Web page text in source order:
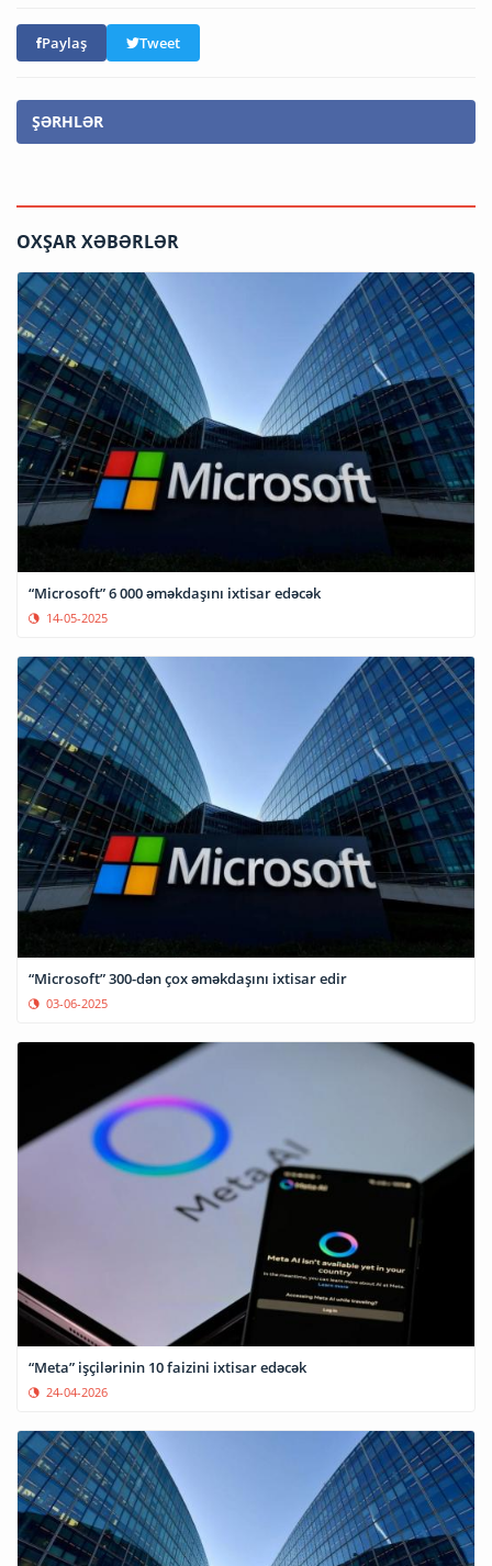
Paylaş Tweet
ŞƏRHLƏR
OXŞAR XƏBƏRLƏR
“Microsoft” 6 000 əməkdaşını ixtisar edəcək
14-05-2025
“Microsoft” 300-dən çox əməkdaşını ixtisar edir
03-06-2025
“Meta” işçilərinin 10 faizini ixtisar edəcək
24-04-2026